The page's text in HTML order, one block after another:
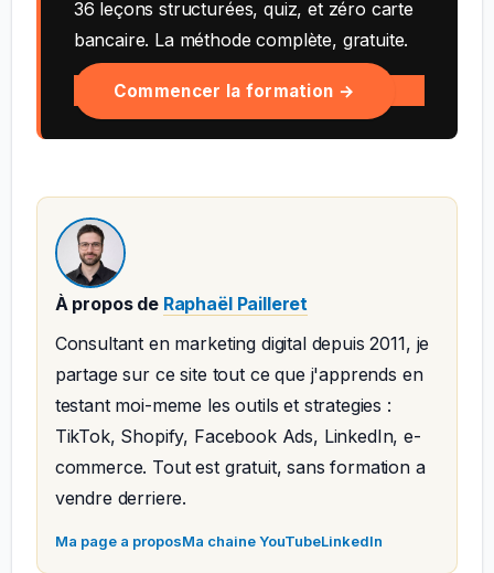
36 leçons structurées, quiz, et zéro carte
bancaire. La méthode complète, gratuite.
Commencer la formation →
À propos de Raphaël Pailleret
Consultant en marketing digital depuis 2011, je
partage sur ce site tout ce que j'apprends en
testant moi-meme les outils et strategies :
TikTok, Shopify, Facebook Ads, LinkedIn, e-
commerce. Tout est gratuit, sans formation a
vendre derriere.
Ma page a proposMa chaine YouTubeLinkedIn